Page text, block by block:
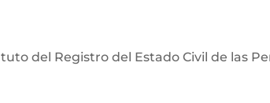
del Registro del Estado Civil de las